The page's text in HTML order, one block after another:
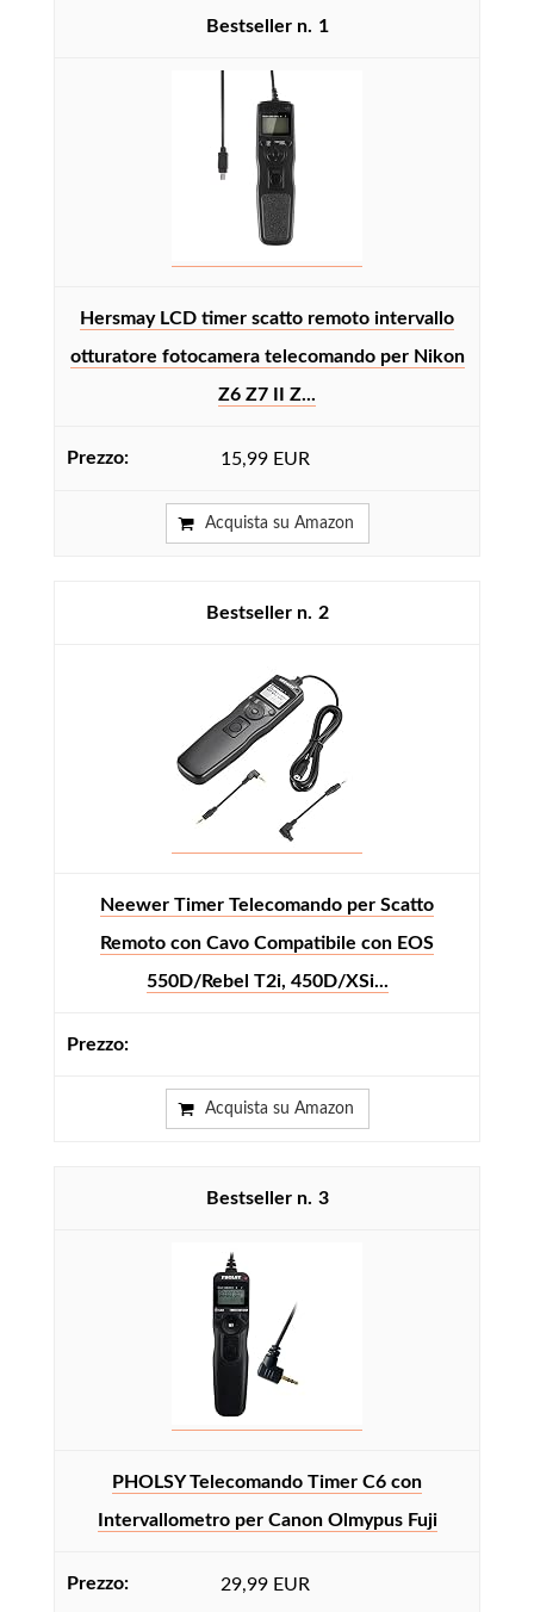
1
Hersmay LCD timer scatto remoto intervallo
otturatore fotocamera telecomando per Nikon
Z6 Z7 II Z...
15,99 EUR
Acquista su Amazon
2
Neewer Timer Telecomando per Scatto
Remoto con Cavo Compatibile con EOS
550D/Rebel T2i, 450D/XSi...
Acquista su Amazon
3
PHOLSY Telecomando Timer C6 con
Intervallometro per Canon Olmypus Fuji
29,99 EUR